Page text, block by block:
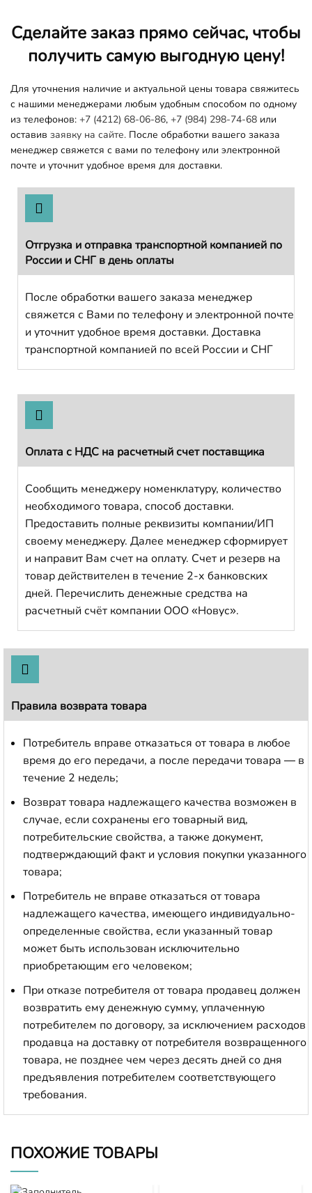
Сделайте заказ прямо сейчас, чтобы
получить самую выгодную цену!
Для уточнения наличие и актуальной цены товара свяжитесь
с нашими менеджерами любым удобным способом по одному
из телефонов: +7 (4212) 68-06-86, +7 (984) 298-74-68 или
оставив заявку на сайте. После обработки вашего заказа
менеджер свяжется с вами по телефону или электронной
почте и уточнит удобное время для доставки.
Отгрузка и отправка транспортной компанией по
России и СНГ в день оплаты
После обработки вашего заказа менеджер
свяжется с Вами по телефону и электронной почте
и уточнит удобное время доставки. Доставка
транспортной компанией по всей России и СНГ
Оплата с НДС на расчетный счет поставщика
Сообщить менеджеру номенклатуру, количество
необходимого товара, способ доставки.
Предоставить полные реквизиты компании/ИП
своему менеджеру. Далее менеджер сформирует
и направит Вам счет на оплату. Счет и резерв на
товар действителен в течение 2-х банковских
дней. Перечислить денежные средства на
расчетный счёт компании ООО «Новус».
Правила возврата товара
Потребитель вправе отказаться от товара в любое
время до его передачи, а после передачи товара — в
течение 2 недель;
Возврат товара надлежащего качества возможен в
случае, если сохранены его товарный вид,
потребительские свойства, а также документ,
подтверждающий факт и условия покупки указанного
товара;
Потребитель не вправе отказаться от товара
надлежащего качества, имеющего индивидуально-
определенные свойства, если указанный товар
может быть использован исключительно
приобретающим его человеком;
При отказе потребителя от товара продавец должен
возвратить ему денежную сумму, уплаченную
потребителем по договору, за исключением расходов
продавца на доставку от потребителя возвращенного
товара, не позднее чем через десять дней со дня
предъявления потребителем соответствующего
требования.
ПОХОЖИЕ ТОВАРЫ